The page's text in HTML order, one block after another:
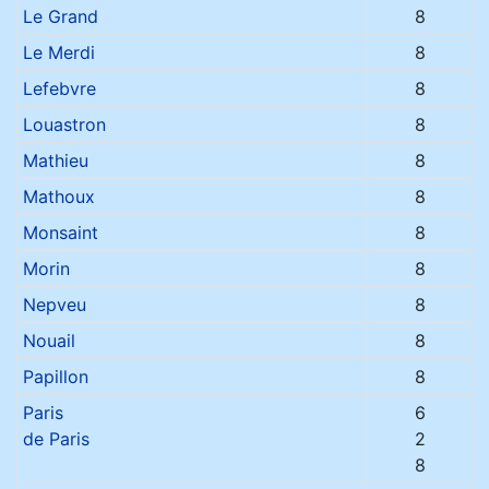
Le Grand
8
Le Merdi
8
Lefebvre
8
Louastron
8
Mathieu
8
Mathoux
8
Monsaint
8
Morin
8
Nepveu
8
Nouail
8
Papillon
8
Paris
de Paris
6
2
8